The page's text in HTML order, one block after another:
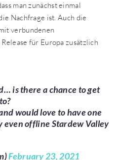
man zunächst einmal
Nachfrage ist. Auch die
verbundenen
für Europa zusätzlich
is there a chance to get
would love to have one
even offline Stardew Valley
February 23, 2021